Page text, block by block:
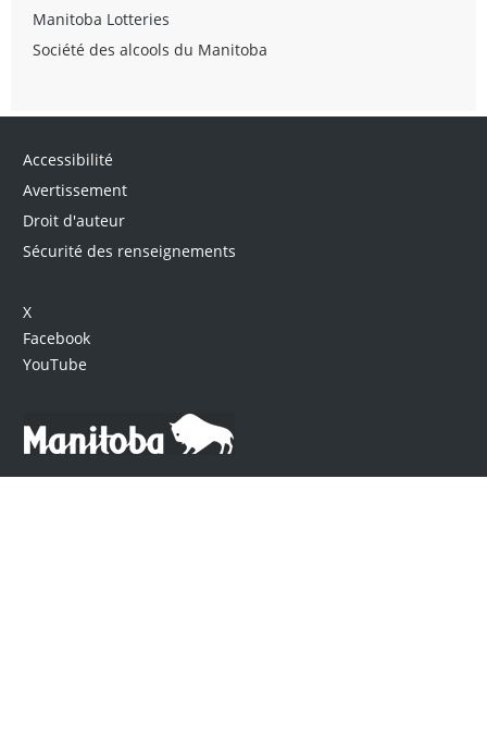
Manitoba Lotteries
Société des alcools du Manitoba
Accessibilité
Avertissement
Droit d'auteur
Sécurité des renseignements
X
Facebook
YouTube